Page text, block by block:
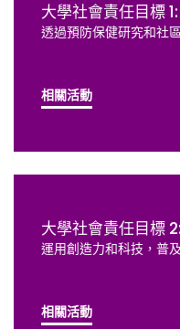
大學社會責任目標 1:
透過預防保健研究和社
相關活動
大學社會責任目標 2:
運用創造力和科技，普
相關活動